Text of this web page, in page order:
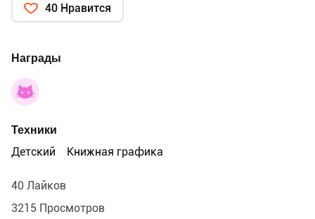
40 Нравится
Награды
Техники
Детский
Книжная графика
40 Лайков
3215 Просмотров